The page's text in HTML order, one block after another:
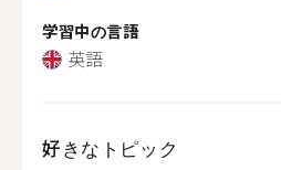
学習中の言語
英語
好きなトピック